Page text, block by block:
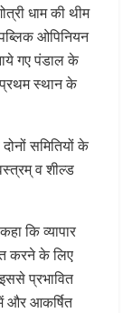
धाम की थीम
ओपिनियन
गए पंडाल के
स्थान के
समितियों के
व शील्ड
कि व्यापार
करने के लिए
प्रभावित
और आकर्षित